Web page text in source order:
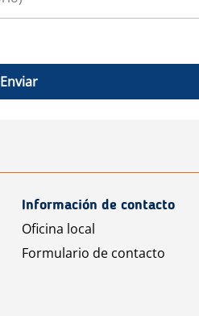
Enviar
Información de contacto
Oficina local
Formulario de contacto